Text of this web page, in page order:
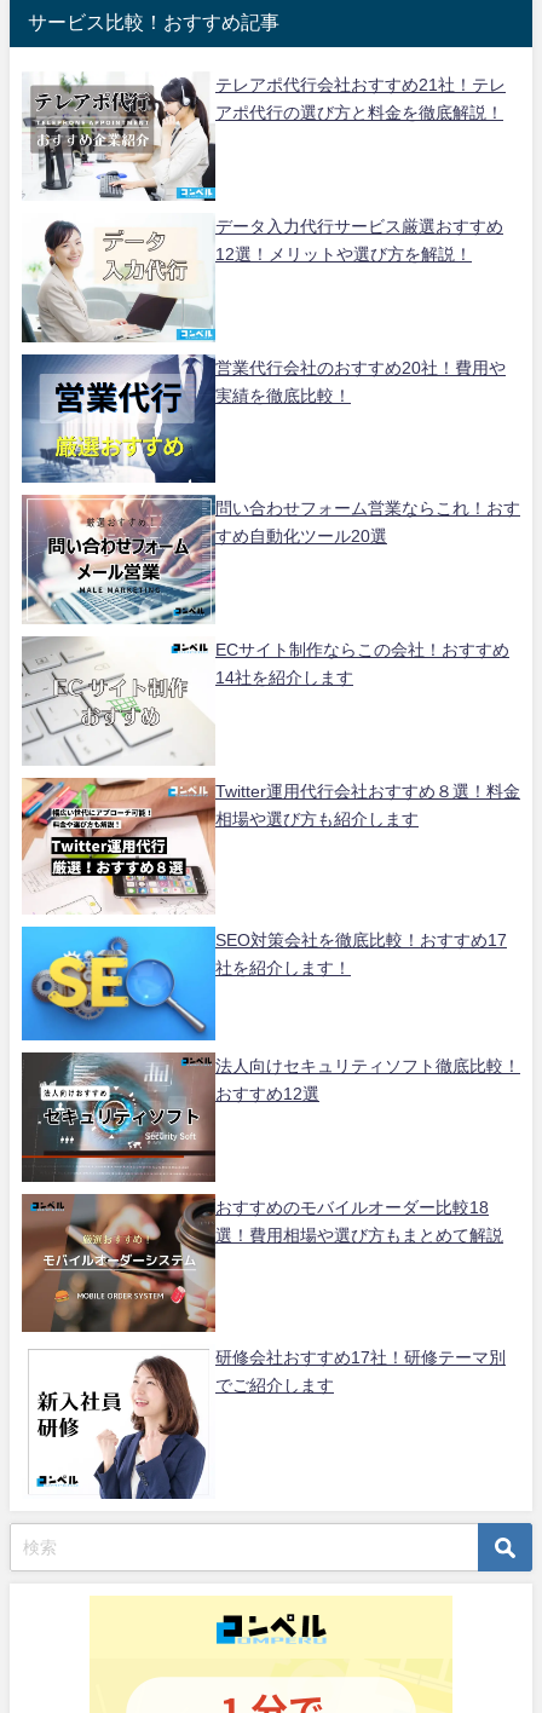
サービス比較！おすすめ記事
テレアポ代行会社おすすめ21社！テレ
アポ代行の選び方と料金を徹底解説！
データ入力代行サービス厳選おすすめ
12選！メリットや選び方を解説！
営業代行会社のおすすめ20社！費用や
実績を徹底比較！
問い合わせフォーム営業ならこれ！おす
すめ自動化ツール20選
ECサイト制作ならこの会社！おすすめ
14社を紹介します
Twitter運用代行会社おすすめ８選！料金
相場や選び方も紹介します
SEO対策会社を徹底比較！おすすめ17
社を紹介します！
法人向けセキュリティソフト徹底比較！
おすすめ12選
おすすめのモバイルオーダー比較18
選！費用相場や選び方もまとめて解説
研修会社おすすめ17社！研修テーマ別
でご紹介します